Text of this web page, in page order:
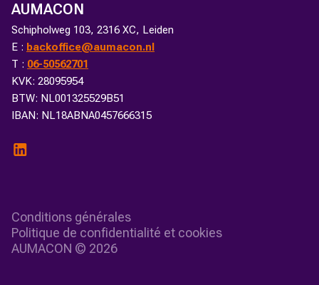
AUMACON
Schipholweg 103, 2316 XC, Leiden
E : backoffice@aumacon.nl
T : 06-50562701
KVK: 28095954
BTW: NL001325529B51
IBAN: NL18ABNA0457666315
Conditions générales
Politique de confidentialité et cookies
AUMACON © 2026